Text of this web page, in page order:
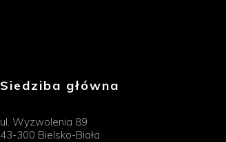
Siedziba główna
ul. Wyzwolenia 89
43-300 Bielsko-Biała